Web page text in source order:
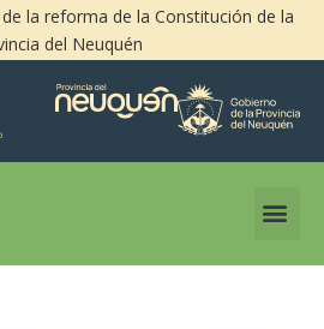
de la reforma de la Constitución de la
del Neuquén